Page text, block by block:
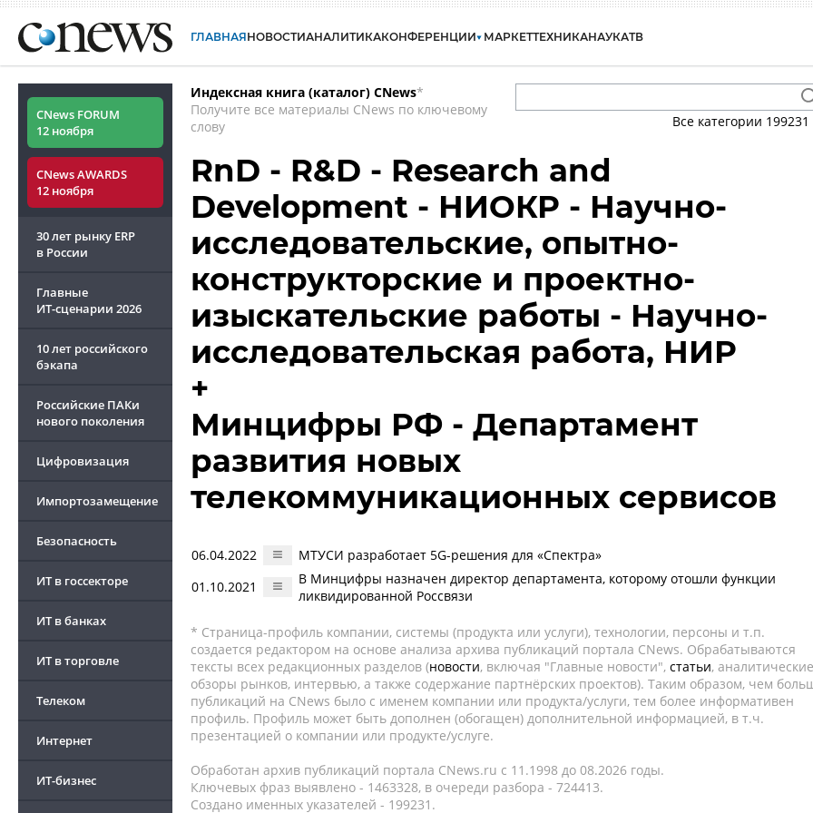
ГЛАВНАЯНОВОСТИАНАЛИТИКАКОНФЕРЕНЦИИ МАРКЕТТЕХНИКАНАУКАТВ
CNews FORUM
12 ноября
CNews AWARDS
12 ноября
30 лет рынку ERP
в России
Главные
ИТ-сценарии 2026
10 лет российского
бэкапа
Российские ПАКи
нового поколения
Цифровизация
Импортозамещение
Безопасность
ИТ в госсекторе
ИТ в банках
ИТ в торговле
Телеком
Интернет
ИТ-бизнес
Индексная книга (каталог) CNews*
Получите все материалы CNews по ключевому
слову
Все категории 199231
RnD - R&D - Research and
Development - НИОКР - Научно-
исследовательские, опытно-
конструкторские и проектно-
изыскательские работы - Научно-
исследовательская работа, НИР
+
Минцифры РФ - Департамент
развития новых
телекоммуникационных сервисов
06.04.2022
МТУСИ разработает 5G-решения для «Спектра»
01.10.2021
В Минцифры назначен директор департамента, которому отошли функции
ликвидированной Россвязи
* Страница-профиль компании, системы (продукта или услуги), технологии, персоны и т.п.
создается редактором на основе анализа архива публикаций портала CNews. Обрабатываются
тексты всех редакционных разделов (новости, включая "Главные новости", статьи, аналитические
обзоры рынков, интервью, а также содержание партнёрских проектов). Таким образом, чем
публикаций на CNews было с именем компании или продукта/услуги, тем более информативен
профиль. Профиль может быть дополнен (обогащен) дополнительной информацией, в т.ч.
презентацией о компании или продукте/услуге.
Обработан архив публикаций портала CNews.ru c 11.1998 до 08.2026 годы.
Ключевых фраз выявлено - 1463328, в очереди разбора - 724413.
Создано именных указателей - 199231.